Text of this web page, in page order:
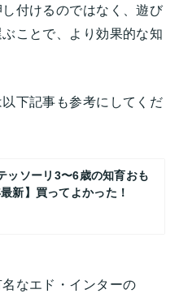
付けるのではなく、遊び
ことで、より効果的な知
下記事も参考にしてくだ
ッソーリ3〜6歳の知育おも
新】買ってよかった！
なエド・インターの